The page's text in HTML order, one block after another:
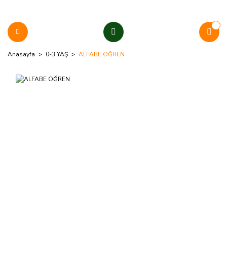
Anasayfa 0-3 YAŞ ALFABE ÖĞREN